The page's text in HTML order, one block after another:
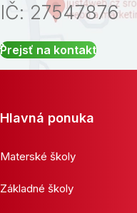
IČ: 27547876
Prejsť na kontakt
Hlavná ponuka
Materské školy
Základné školy